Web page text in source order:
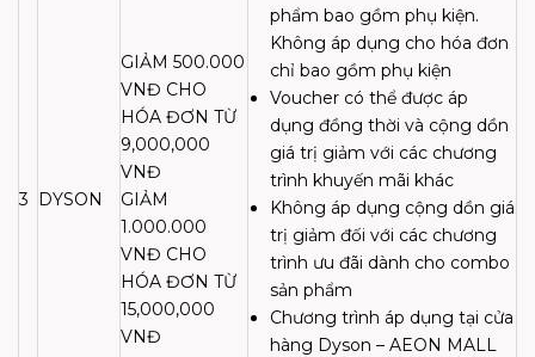
3 DYSON
GIẢM 500.000
VNĐ CHO
HÓA ĐƠN TỪ
9,000,000
VNĐ
GIẢM
1.000.000
VNĐ CHO
HÓA ĐƠN TỪ
15,000,000
VNĐ
phẩm bao gồm phụ kiện.
Không áp dụng cho hóa đơn
chỉ bao gồm phụ kiện
Voucher có thể được áp
dụng đồng thời và cộng dồn
giá trị giảm với các chương
trình khuyến mãi khác
Không áp dụng cộng dồn giá
trị giảm đối với các chương
trình ưu đãi dành cho combo
sản phẩm
Chương trình áp dụng tại cửa
hàng Dyson – AEON MALL